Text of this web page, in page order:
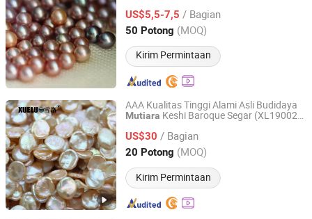
US$5,5-7,5 / Bagian
50 Potong (MOQ)
Kirim Permintaan
Zhejiang, China Harga mulai 2013
AAA Kualitas Tinggi Alami Asli Budidaya
Mutiara Keshi Baroque Segar (XL190029-
US$30 / Bagian
20 Potong (MOQ)
Kirim Permintaan
Zhuji Xueluo Pearl Jewelry Co., Ltd.
Zhejiang, China Harga mulai 2013